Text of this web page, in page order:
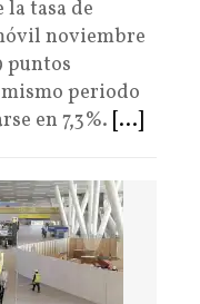
tasa de
noviembre
puntos
periodo
en 7,3%. [...]